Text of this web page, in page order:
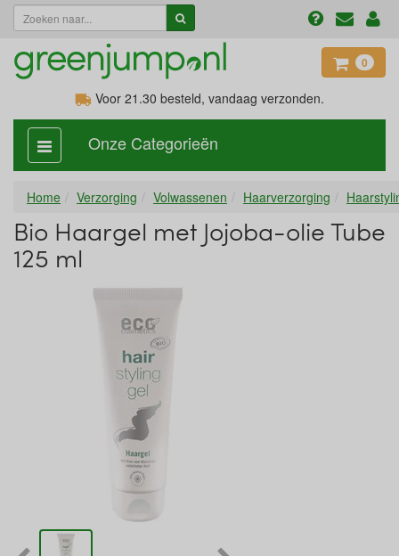
0
Voor 21.30 besteld, vandaag verzonden.
categorie
aan,
Onze Categorieën
Home Verzorging Volwassenen Haarverzorging
Bio Haargel met Jojoba-olie Tube
125 ml